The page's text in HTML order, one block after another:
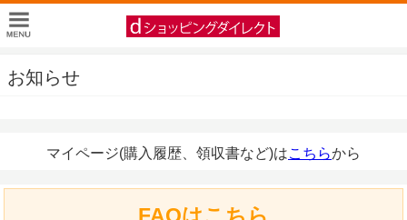
お知らせ
マイページ(購入履歴、領収書など)はこちらから